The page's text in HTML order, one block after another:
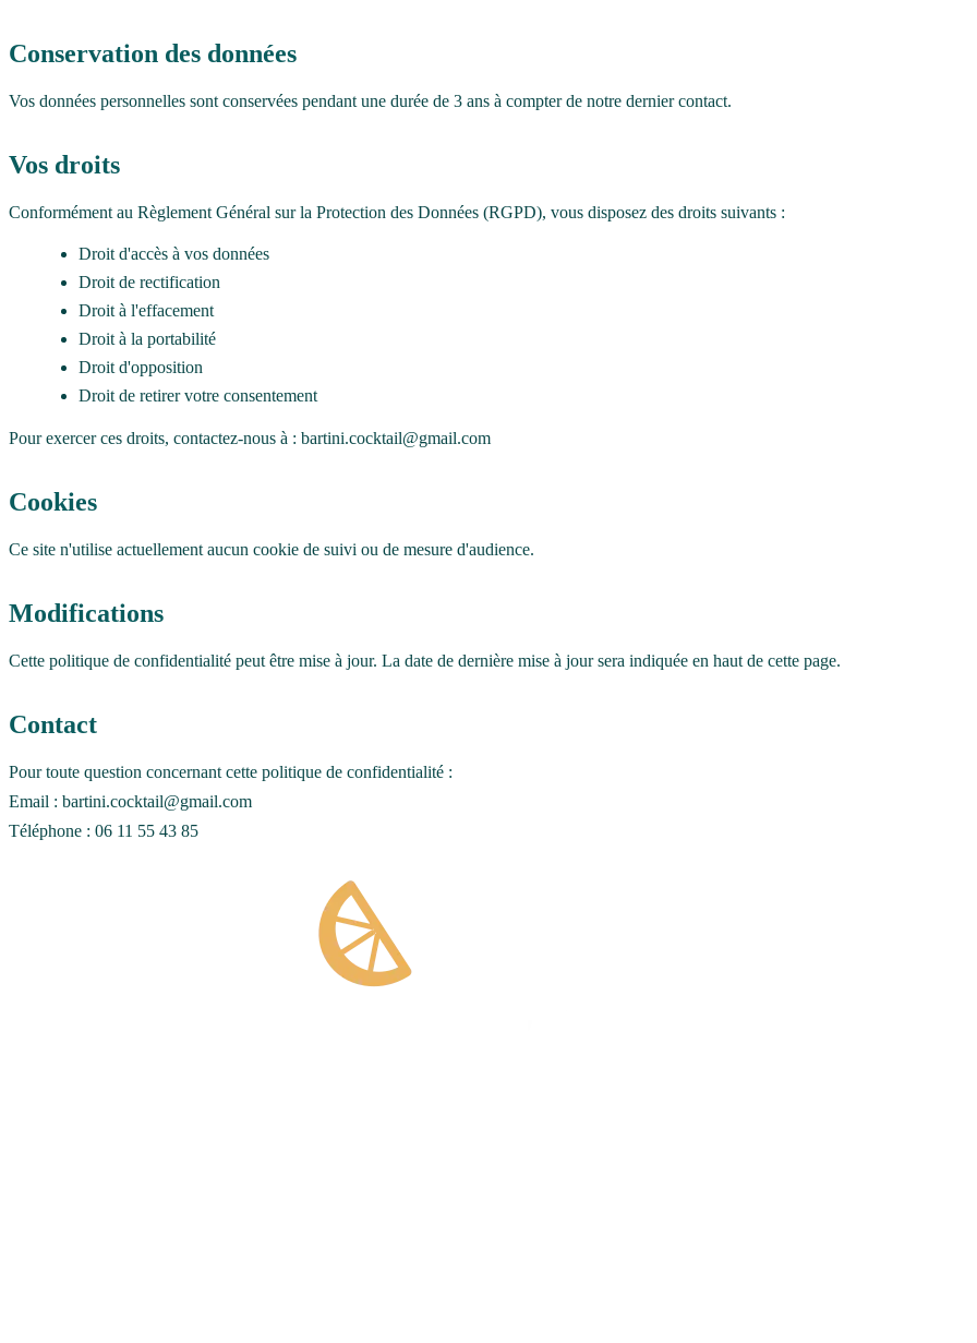
Conservation des données
Vos données personnelles sont conservées pendant une durée de 3 ans à compter de notre dernier contact.
Vos droits
Conformément au Règlement Général sur la Protection des Données (RGPD), vous disposez des droits suivants :
Droit d'accès à vos données
Droit de rectification
Droit à l'effacement
Droit à la portabilité
Droit d'opposition
Droit de retirer votre consentement
Pour exercer ces droits, contactez-nous à : bartini.cocktail@gmail.com
Cookies
Ce site n'utilise actuellement aucun cookie de suivi ou de mesure d'audience.
Modifications
Cette politique de confidentialité peut être mise à jour. La date de dernière mise à jour sera indiquée en haut de cette page.
Contact
Pour toute question concernant cette politique de confidentialité :
Email : bartini.cocktail@gmail.com
Téléphone : 06 11 55 43 85